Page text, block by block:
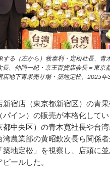
する（左から）牧泰利・定松社長、青
長、仲岡一紀・京王百貨店会長＝東京
店地下青果売り場・築地定松、2025年
宿店（東京都新宿区）の青
パイン）の販売が本格化して
都中央区）の青木寛社長や台
湾農業部の黄昭欽次長ら関係
築地定松」を視察し、店頭に
ールした。